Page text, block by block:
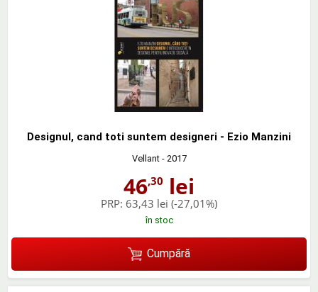
Designul, cand toti suntem designeri - Ezio Manzini
Vellant- 2017
46,30 lei
PRP: 63,43 lei (-27,01%)
în stoc
Cumpără